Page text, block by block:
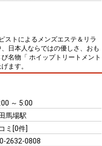
ストによるメンズエステ＆リラ
日本人ならではの優しさ、おも
名物「 ホイップトリートメント
ます。
～ 5:00
馬場駅
ミ[0件]
2632-0808